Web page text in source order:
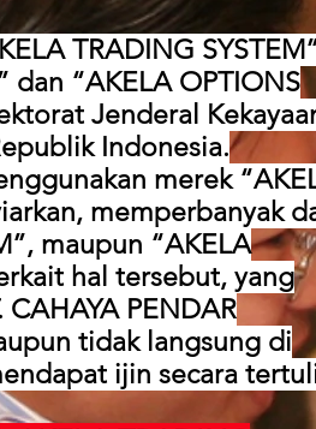
TRADING
dan “AKELA OPTIONS
Jenderal
Indonesia.
merek
memperbanyak
maupun “AKELA
hal tersebut, yang
PENDAR
tidak langsung di
ijin secara